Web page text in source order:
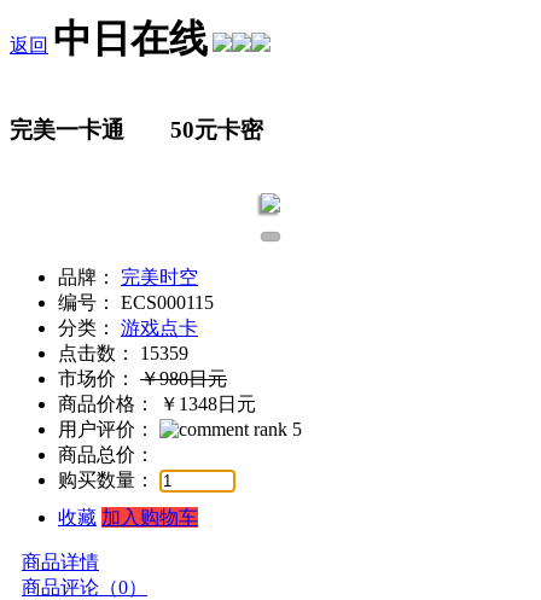
返回 中日在线
完美一卡通 50元卡密
品牌：
完美时空
编号：
ECS000115
分类：
游戏点卡
点击数：
15359
市场价：
￥980日元
商品价格：
￥1348日元
用户评价：
商品总价：
购买数量：
收藏 加入购物车
商品详情
商品评论（0）